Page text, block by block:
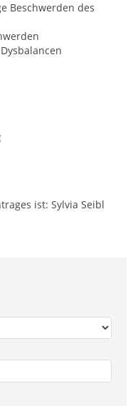
Beschwerden des
ist: Sylvia Seibl